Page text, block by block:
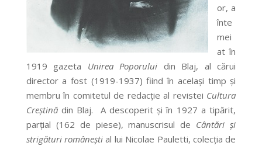
or, a
înte
mei
at în
1919 gazeta Unirea Poporului din Blaj, al cărui
director a fost (1919-1937) fiind în acelaşi timp şi
membru în comitetul de redacţie al revistei Cultura
Creştinădin Blaj. A descoperit şi în 1927 a tipărit,
parţial (162 de piese), manuscrisul de Cântări şi
strigături româneşti al lui Nicolae Pauletti, colecţia de